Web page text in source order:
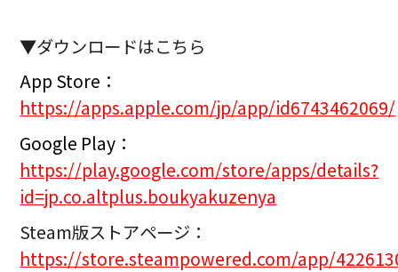
▼ダウンロードはこちら
App Store：
https://apps.apple.com/jp/app/id6743462069/
Google Play：
https://play.google.com/store/apps/details?
id=jp.co.altplus.boukyakuzenya
Steam版ストアページ：
https://store.steampowered.com/app/